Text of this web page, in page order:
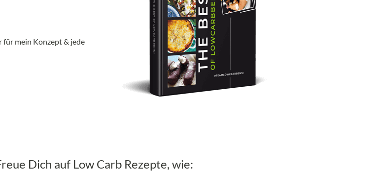
für mein Konzept & jede
Dich auf Low Carb Rezepte, wie: